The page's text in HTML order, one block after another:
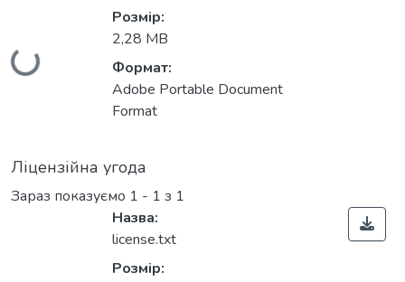
Вантажиться...
Розмір:
2,28 MB
Формат:
Adobe Portable Document
Format
Ліцензійна угода
Зараз показуємо 1 - 1 з 1
Назва:
license.txt
Розмір: